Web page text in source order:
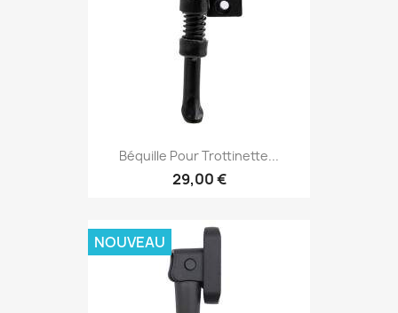
Béquille Pour Trottinette...
29,00 €
NOUVEAU